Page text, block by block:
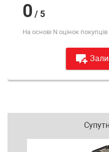
0 / 5
На основі N оцінок покупців